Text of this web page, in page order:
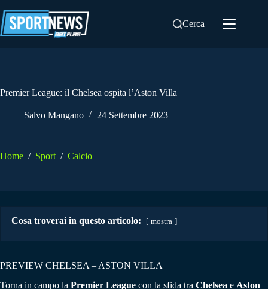
al
contenuto
Cerca
Premier League: il Chelsea ospita l’Aston Villa
Salvo Mangano 24 Settembre 2023
Home / Sport / Calcio
Cosa troverai in questo articolo: mostra
PREVIEW CHELSEA – ASTON VILLA
Torna in campo la Premier League con la sfida tra Chelsea e Aston